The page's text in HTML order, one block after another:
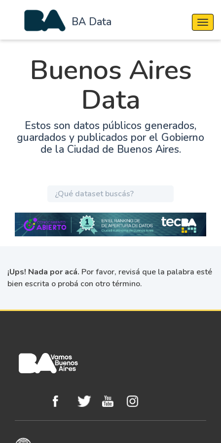
BA Data
Buenos Aires
Data
Estos son datos públicos generados,
guardados y publicados por el Gobierno
de la Ciudad de Buenos Aires.
¡Ups! Nada por acá. Por favor, revisá que la palabra esté
bien escrita o probá con otro término.